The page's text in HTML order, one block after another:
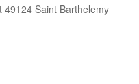
49124 Saint Barthelemy